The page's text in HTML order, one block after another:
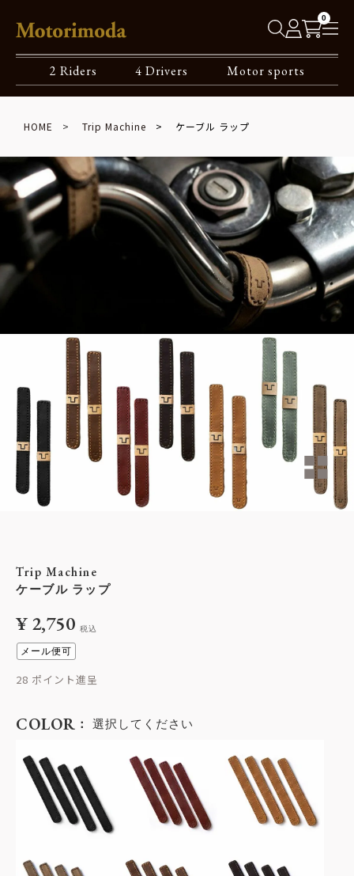
0
2 Riders 4 Drivers Motor sports
HOME Trip Machine ケーブル ラップ
Trip Machine
ケーブル ラップ
¥2,750 税込
メール便可
28
COLOR 選択してください